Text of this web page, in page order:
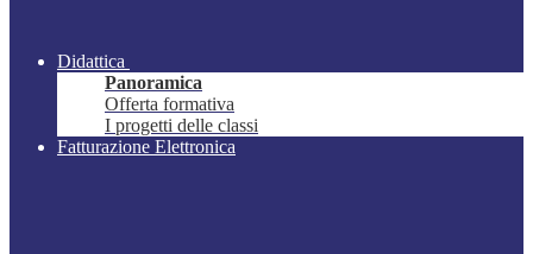
Didattica
Panoramica
Offerta formativa
I progetti delle classi
Fatturazione Elettronica